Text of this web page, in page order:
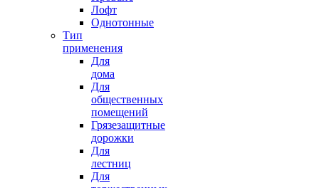
Лофт
Однотонные
Тип
применения
Для
дома
Для
общественных
помещений
Грязезащитные
дорожки
Для
лестниц
Для